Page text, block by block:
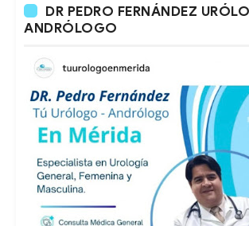
DR PEDRO FERNÁNDEZ
ANDRÓLOGO